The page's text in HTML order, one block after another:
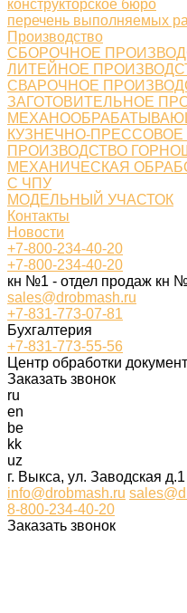
конструкторское бюро
перечень выполняемых
Производство
СБОРОЧНОЕ
ЛИТЕЙНОЕ
СВАРОЧНОЕ
ЗАГОТОВИТЕЛЬНОЕ
КУЗНЕЧНО-
ПРОИЗВОДСТВО
МЕХАНИЧЕСКАЯ
С ЧПУ
МОДЕЛЬНЫЙ УЧАСТОК
Контакты
Новости
+7-800-234-40-20
+7-800-234-40-20
кн №1 - отдел продаж кн
sales@drobmash.ru
+7-831-773-07-81
Бухгалтерия
+7-831-773-55-56
Центр обработки
Заказать звонок
ru
en
be
kk
uz
г. Выкса, ул. Заводская
info@drobmash.ru
8-800-234-40-20
Заказать звонок